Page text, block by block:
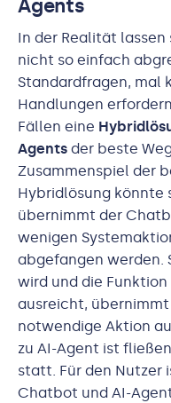
Agents
In der Realität
nicht so einfach
Standardfragen, mal
Handlungen
Fällen eine
Agents der beste
Zusammenspiel der
Hybridlösung könnte
übernimmt der
wenigen
abgefangen werden.
wird und die
ausreicht,
notwendige Aktion
zu AI-Agent ist
statt. Für den Nutzer
Chatbot und AI-